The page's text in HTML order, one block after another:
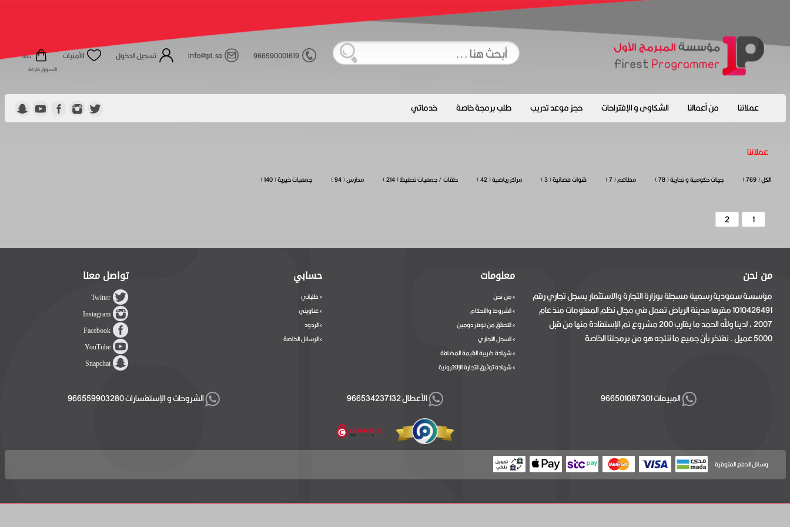
966590001619
info@p1.sa تسجيل الدخول الأمنيات
سلة
التسوق فارغة
عملائنا من أعمالنا الشكاوى و الإقتراحات حجز موعد تدريب طلب برمجة خاصة خدماتي
عملائنا
الكل ( 769 ) جهات حكومية و تجارية ( 78 ) مطاعم ( 7 ) قنوات فضائية ( 3 ) مراكز رياضية ( 42 ) حلقات / جمعيات تحفيظ ( 214 ) مدارس ( 94 ) جمعيات خيرية ( 140 )
1
2
من نحن
مؤسسة سعودية رسمية مسجلة بوزارة التجارة والاستثمار بسجل تجاري رقم
1010426491 مقرها مدينة الرياض تعمل في مجال نظم المعلومات منذ عام
2007 ، لدينا ولله الحمد ما يقارب 200 مشروع تم الإستفادة منها من قبل
5000 عميل . نفتخر بأن جميع ما ننتجه هو من برمجتنا الخاصة
معلومات
>من نحن
>الشروط والأحكام
>التحقق من توفر دومين
>السجل التجاري
>شهادة ضريبة القيمة المضافة
>شهادة توثيق التجارة الإلكترونية
حسابي
>طلباتي
>عناويني
>الردود
>الرسائل الخاصة
تواصل معنا
Twitter
Instagram
Facebook
YouTube
Snapchat
المبيعات 966501087301 الأعطال 966534237132 الشروحات و الإستفسارات 966559903280
وسائل الدفع المتوفرة